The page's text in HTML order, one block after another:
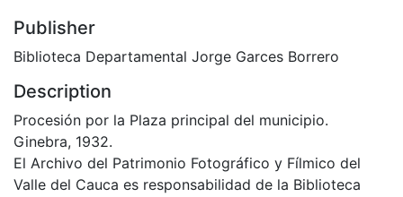
Publisher
Biblioteca Departamental Jorge Garces Borrero
Description
Procesión por la Plaza principal del municipio.
Ginebra, 1932.
El Archivo del Patrimonio Fotográfico y Fílmico del
Valle del Cauca es responsabilidad de la Biblioteca